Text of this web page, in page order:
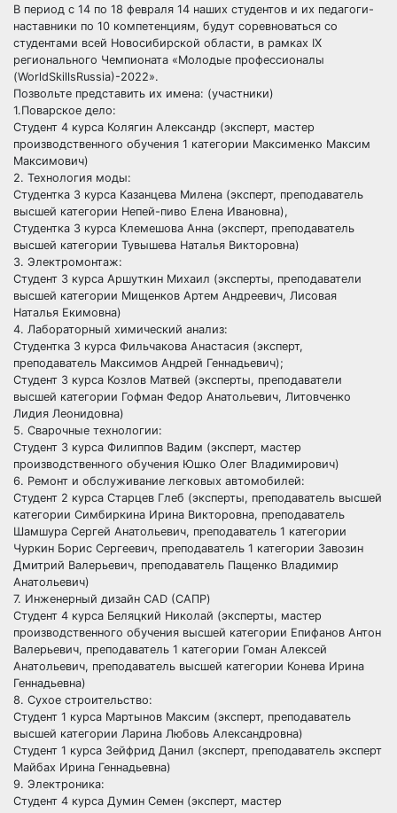
В период с 14 по 18 февраля 14 наших студентов и их педагоги-
наставники по 10 компетенциям, будут соревноваться со
студентами всей Новосибирской области, в рамках IX
регионального Чемпионата «Молодые профессионалы
(WorldSkillsRussia)-2022».
Позвольте представить их имена: (участники)
1.Поварское дело:
Студент 4 курса Колягин Александр (эксперт, мастер
производственного обучения 1 категории Максименко Максим
Максимович)
2. Технология моды:
Студентка 3 курса Казанцева Милена (эксперт, преподаватель
высшей категории Непей-пиво Елена Ивановна),
Студентка 3 курса Клемешова Анна (эксперт, преподаватель
высшей категории Тувышева Наталья Викторовна)
3. Электромонтаж:
Студент 3 курса Аршуткин Михаил (эксперты, преподаватели
высшей категории Мищенков Артем Андреевич, Лисовая
Наталья Екимовна)
4. Лабораторный химический анализ:
Студентка 3 курса Фильчакова Анастасия (эксперт,
преподаватель Максимов Андрей Геннадьевич);
Студент 3 курса Козлов Матвей (эксперты, преподаватели
высшей категории Гофман Федор Анатольевич, Литовченко
Лидия Леонидовна)
5. Сварочные технологии:
Студент 3 курса Филиппов Вадим (эксперт, мастер
производственного обучения Юшко Олег Владимирович)
6. Ремонт и обслуживание легковых автомобилей:
Студент 2 курса Старцев Глеб (эксперты, преподаватель высшей
категории Симбиркина Ирина Викторовна, преподаватель
Шамшура Сергей Анатольевич, преподаватель 1 категории
Чуркин Борис Сергеевич, преподаватель 1 категории Завозин
Дмитрий Валерьевич, преподаватель Пащенко Владимир
Анатольевич)
7. Инженерный дизайн CAD (САПР)
Студент 4 курса Беляцкий Николай (эксперты, мастер
производственного обучения высшей категории Епифанов Антон
Валерьевич, преподаватель 1 категории Гоман Алексей
Анатольевич, преподаватель высшей категории Конева Ирина
Геннадьевна)
8. Сухое строительство:
Студент 1 курса Мартынов Максим (эксперт, преподаватель
высшей категории Ларина Любовь Александровна)
Студент 1 курса Зейфрид Данил (эксперт, преподаватель эксперт
Майбах Ирина Геннадьевна)
9. Электроника:
Студент 4 курса Думин Семен (эксперт, мастер